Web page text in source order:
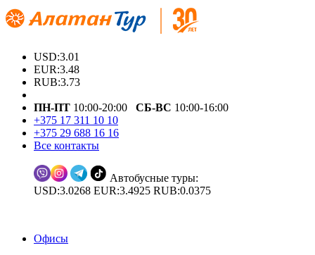
USD:3.01
EUR:3.48
RUB:3.73
ПН-ПТ 10:00-20:00 СБ-ВС 10:00-16:00
+375 17 311 10 10
+375 29 688 16 16
Все контакты
Автобусные туры:
USD:3.0268 EUR:3.4925 RUB:0.0375
Офисы